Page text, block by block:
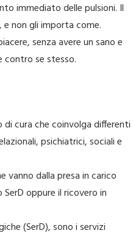
immediato delle pulsioni. Il
non gli importa come.
senza avere un sano e
contro se stesso.
di cura che coinvolga differenti
psichiatrici, sociali e
vanno dalla presa in carico
oppure il ricovero in
(SerD), sono i servizi